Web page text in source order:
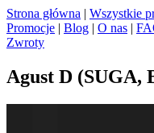
Strona główna | Wszystkie
Promocje | Blog | O nas |
Zwroty
Agust D (SUGA,